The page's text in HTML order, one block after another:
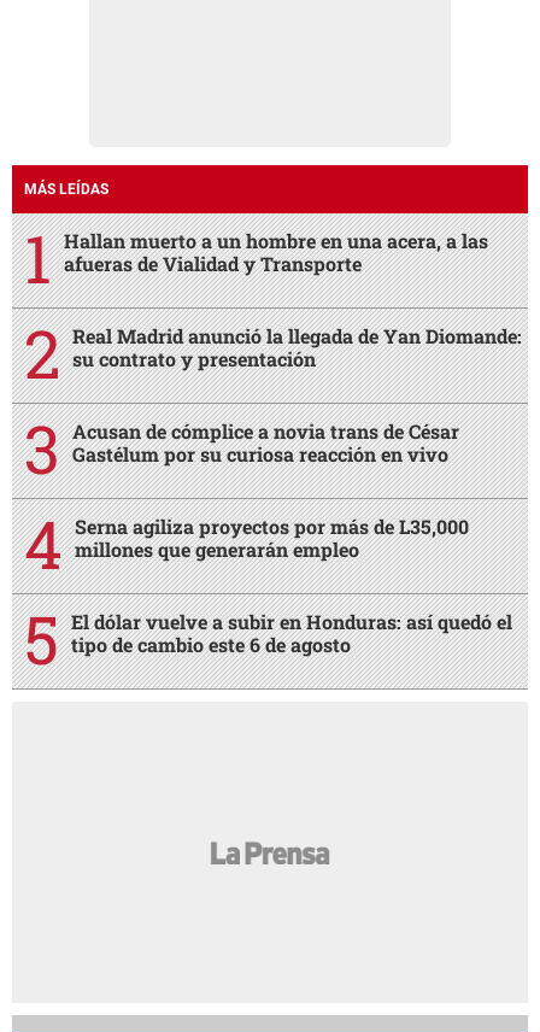
MÁS LEÍDAS
Hallan muerto a un hombre en una acera, a las
afueras de Vialidad y Transporte
Real Madrid anunció la llegada de Yan Diomande:
su contrato y presentación
Acusan de cómplice a novia trans de César
Gastélum por su curiosa reacción en vivo
Serna agiliza proyectos por más de L35,000
millones que generarán empleo
El dólar vuelve a subir en Honduras: así quedó el
tipo de cambio este 6 de agosto